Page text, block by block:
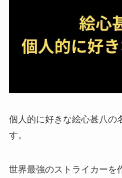
個人的に好きな絵心甚八の
す。
世界最強のストライカーを